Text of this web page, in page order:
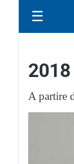
☰
A partire